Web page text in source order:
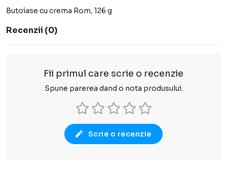
Butoiase cu crema Rom, 126 g
Recenzii (0)
Fii primul care scrie o recenzie
Spune parerea dand o nota produsului.
Scrie o recenzie